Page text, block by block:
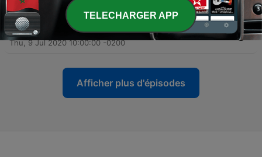
15 juil. 2020
19 - Capítulo 19. Continúa el invierno
Thu, 9 Jul 2020 10:00:00 -0200
Afficher plus d'épisodes
TELECHARGER APP